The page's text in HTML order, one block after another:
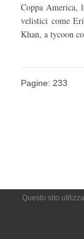
Coppa America,
velistici come
Khan, a tycoon
Pagine: 233
Questo sito